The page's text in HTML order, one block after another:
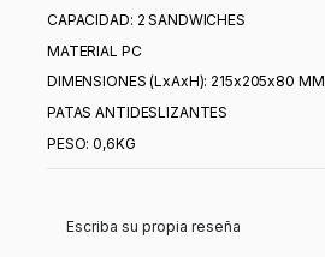
CAPACIDAD: 2 SANDWICHES
MATERIAL PC
DIMENSIONES (LxAxH): 215x205x80 MM
PATAS ANTIDESLIZANTES
PESO: 0,6KG
Escriba su propia reseña